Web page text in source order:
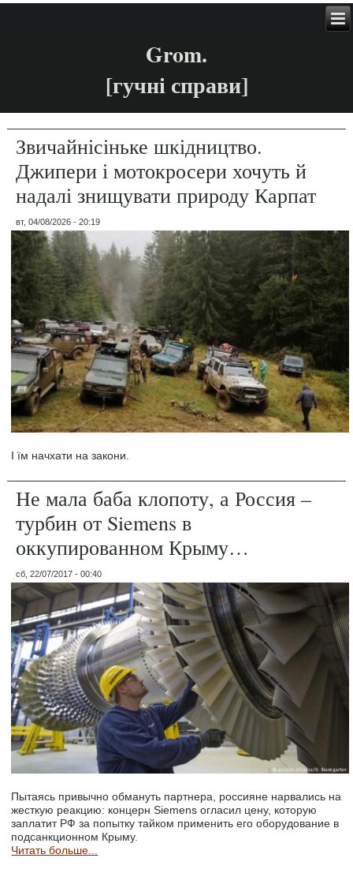
Grom.
[гучні справи]
Звичайнісіньке шкідництво.
Джипери і мотокросери хочуть й
надалі знищувати природу Карпат
вт, 04/08/2026 - 20:19
І їм начхати на закони.
Не мала баба клопоту, а Россия –
турбин от Siemens в
оккупированном Крыму…
сб, 22/07/2017 - 00:40
Пытаясь привычно обмануть партнера, россияне нарвались на
жесткую реакцию: концерн Siemens огласил цену, которую
заплатит РФ за попытку тайком применить его оборудование в
подсанкционном Крыму.
Читать больше...